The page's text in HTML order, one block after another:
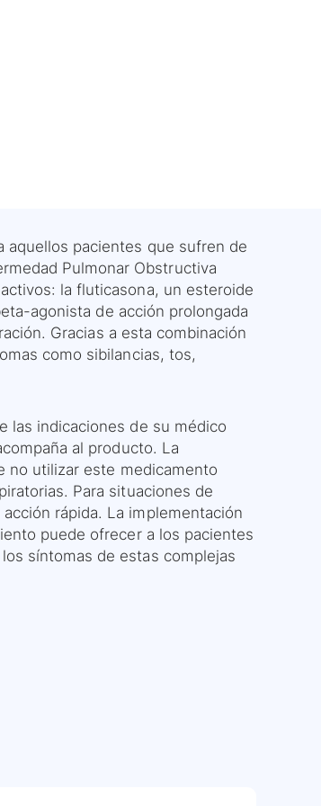
aquellos pacientes que sufren de
Pulmonar Obstructiva
la fluticasona, un esteroide
agonista de acción prolongada
Gracias a esta combinación
como sibilancias, tos,
las indicaciones de su médico
al producto. La
no utilizar este medicamento
Para situaciones de
rápida. La implementación
puede ofrecer a los pacientes
síntomas de estas complejas